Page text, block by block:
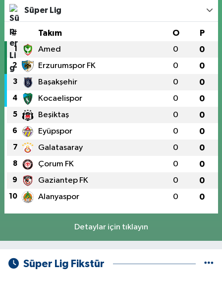
Süper Lig
# Takım O P
1 Amed 0 0
2 Erzurumspor FK 0 0
3 Başakşehir 0 0
4 Kocaelispor 0 0
5 Beşiktaş 0 0
6 Eyüpspor 0 0
7 Galatasaray 0 0
8 Çorum FK 0 0
9 Gaziantep FK 0 0
10 Alanyaspor 0 0
Detaylar için tıklayın
Süper Lig Fikstür